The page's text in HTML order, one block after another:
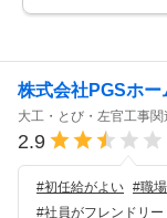
株式会社PGSホー
大工・とび・左官工事関
2.9
#初任給がよい #職
#社員がフレンドリー